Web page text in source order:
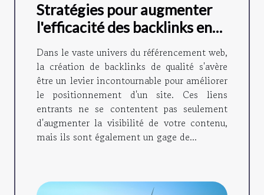
Stratégies pour augmenter
l'efficacité des backlinks en
SEO
Dans le vaste univers du référencement web,
la création de backlinks de qualité s'avère
être un levier incontournable pour améliorer
le positionnement d'un site. Ces liens
entrants ne se contentent pas seulement
d'augmenter la visibilité de votre contenu,
mais ils sont également un gage de...